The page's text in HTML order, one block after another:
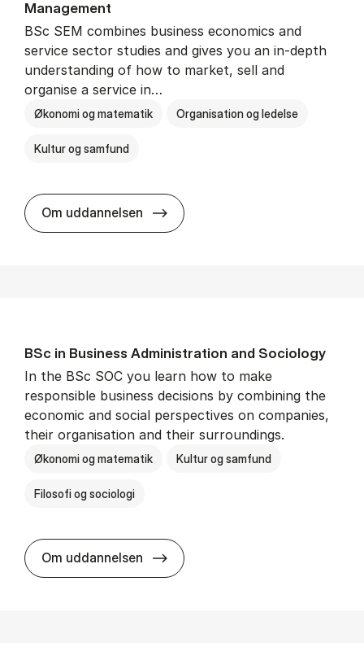
Man­age­ment
BSc SEM combines business economics and
service sector studies and gives you an in-depth
understanding of how to market, sell and
organise a service in…
Økonomi og matematik Organisation og ledelse
Kultur og samfund
Om uddannelsen BSc in Busi­ness Ad­min­is­tra­tion
BSc in Busi­ness Ad­min­is­tra­tion and So­ci­ology
In the BSc SOC you learn how to make
responsible business decisions by combining the
economic and social perspectives on companies,
their organisation and their surroundings.
Økonomi og matematik Kultur og samfund
Filosofi og sociologi
Om uddannelsen BSc in Busi­ness Ad­min­is­tra­tion